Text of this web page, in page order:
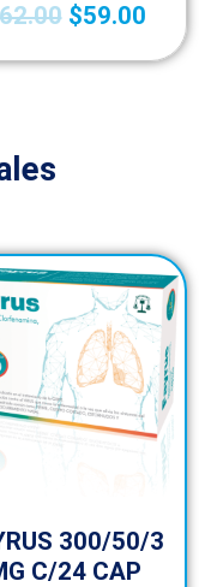
$59.00
300/50/3
C/24 CAP